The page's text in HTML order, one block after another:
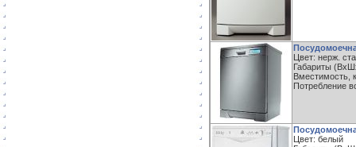
Цвет: нерж.
Габариты
Вместимость,
Потребление
Цвет: белый